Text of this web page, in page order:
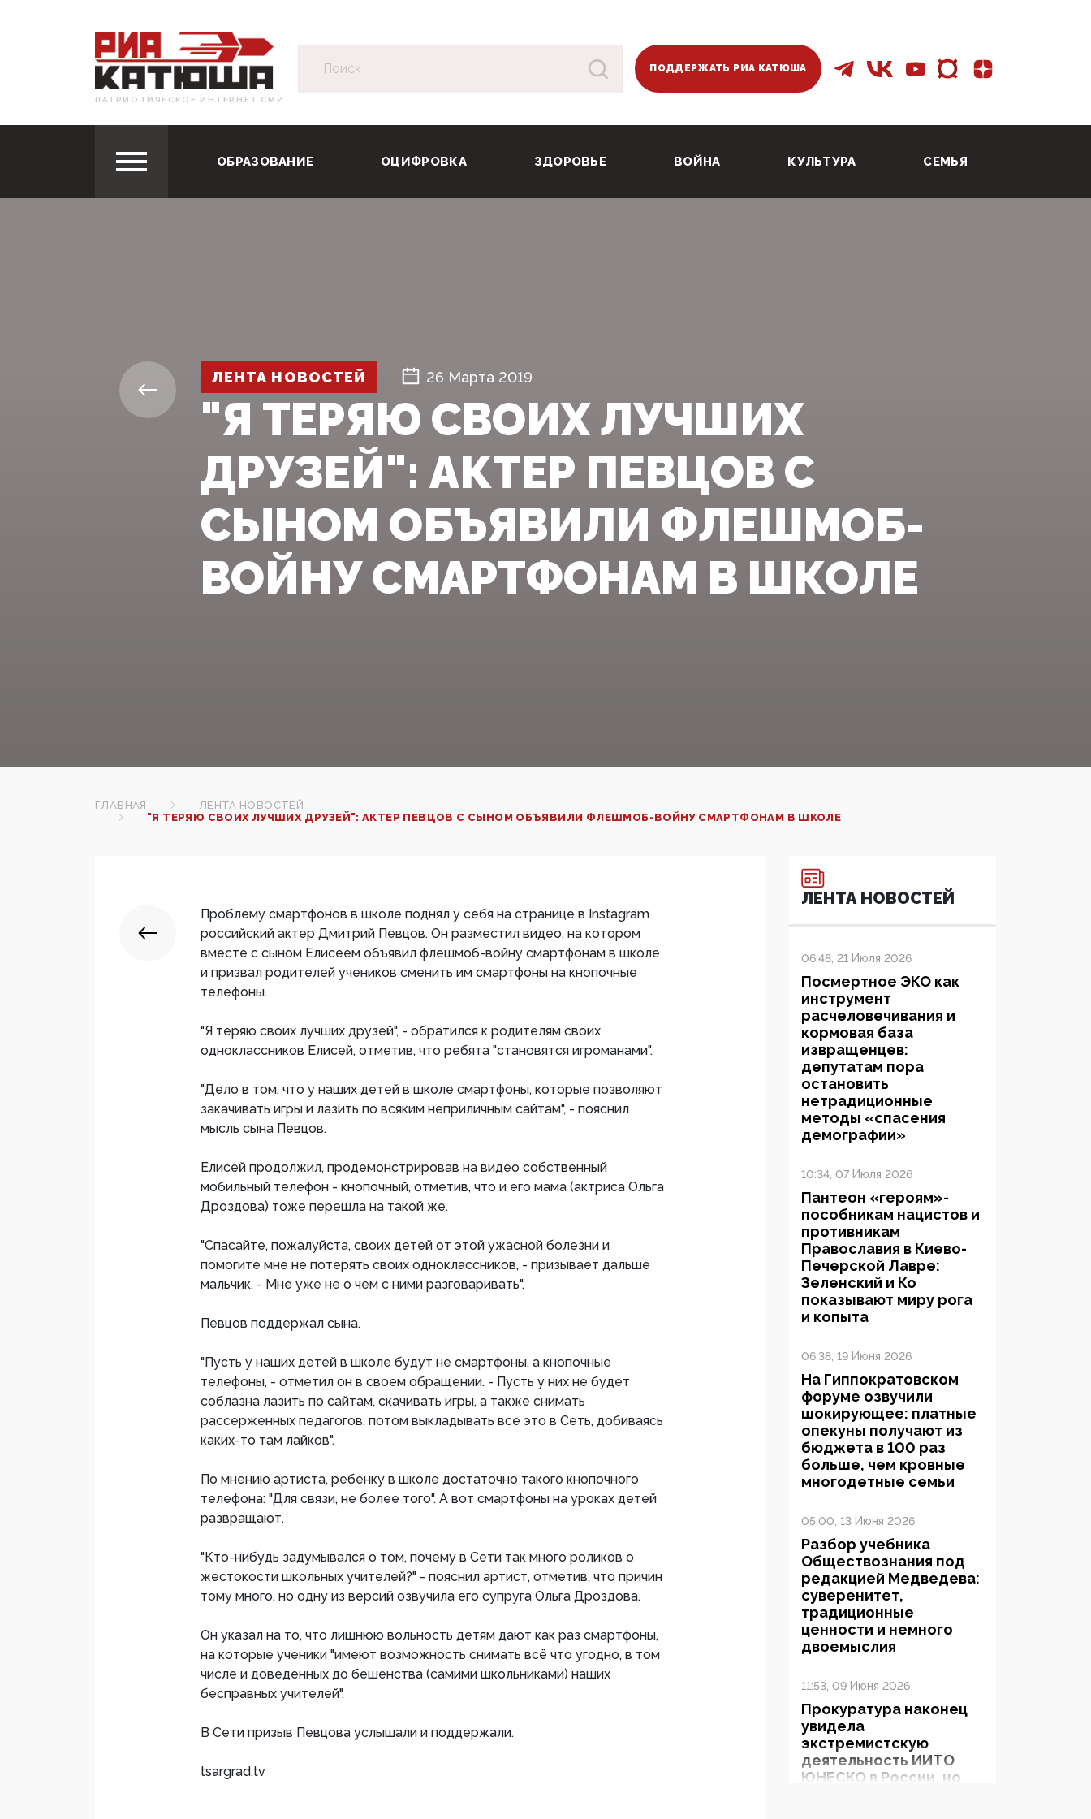
ПАТРИОТИЧЕСКОЕ ИНТЕРНЕТ СМИ
ПОДДЕРЖАТЬ РИА КАТЮША
ОБРАЗОВАНИЕ ОЦИФРОВКА ЗДОРОВЬЕ ВОЙНА КУЛЬТУРА СЕМЬЯ
ЛЕНТА НОВОСТЕЙ 26 Марта 2019
"Я ТЕРЯЮ СВОИХ ЛУЧШИХ
ДРУЗЕЙ": АКТЕР ПЕВЦОВ С
СЫНОМ ОБЪЯВИЛИ ФЛЕШМОБ-
ВОЙНУ СМАРТФОНАМ В ШКОЛЕ
ГЛАВНАЯ
ЛЕНТА НОВОСТЕЙ
"Я ТЕРЯЮ СВОИХ ЛУЧШИХ ДРУЗЕЙ": АКТЕР ПЕВЦОВ С СЫНОМ ОБЪЯВИЛИ ФЛЕШМОБ-ВОЙНУ СМАРТФОНАМ В ШКОЛЕ
Проблему смартфонов в школе поднял у себя на странице в Instagram
российский актер Дмитрий Певцов. Он разместил видео, на котором
вместе с сыном Елисеем объявил флешмоб-войну смартфонам в школе
и призвал родителей учеников сменить им смартфоны на кнопочные
телефоны.
"Я теряю своих лучших друзей", - обратился к родителям своих
одноклассников Елисей, отметив, что ребята "становятся игроманами".
"Дело в том, что у наших детей в школе смартфоны, которые позволяют
закачивать игры и лазить по всяким неприличным сайтам", - пояснил
мысль сына Певцов.
Елисей продолжил, продемонстрировав на видео собственный
мобильный телефон - кнопочный, отметив, что и его мама (актриса Ольга
Дроздова) тоже перешла на такой же.
"Спасайте, пожалуйста, своих детей от этой ужасной болезни и
помогите мне не потерять своих одноклассников, - призывает дальше
мальчик. - Мне уже не о чем с ними разговаривать".
Певцов поддержал сына.
"Пусть у наших детей в школе будут не смартфоны, а кнопочные
телефоны, - отметил он в своем обращении. - Пусть у них не будет
соблазна лазить по сайтам, скачивать игры, а также снимать
рассерженных педагогов, потом выкладывать все это в Сеть, добиваясь
каких-то там лайков".
По мнению артиста, ребенку в школе достаточно такого кнопочного
телефона: "Для связи, не более того". А вот смартфоны на уроках детей
развращают.
"Кто-нибудь задумывался о том, почему в Сети так много роликов о
жестокости школьных учителей?" - пояснил артист, отметив, что причин
тому много, но одну из версий озвучила его супруга Ольга Дроздова.
Он указал на то, что лишнюю вольность детям дают как раз смартфоны,
на которые ученики "имеют возможность снимать всё что угодно, в том
числе и доведенных до бешенства (самими школьниками) наших
бесправных учителей".
В Сети призыв Певцова услышали и поддержали.
tsargrad.tv
ЛЕНТА НОВОСТЕЙ
06:48, 21 Июля 2026
Посмертное ЭКО как
инструмент
расчеловечивания и
кормовая база
извращенцев:
депутатам пора
остановить
нетрадиционные
методы «спасения
демографии»
10:34, 07 Июля 2026
Пантеон «героям»-
пособникам нацистов и
противникам
Православия в Киево-
Печерской Лавре:
Зеленский и Ко
показывают миру рога
и копыта
06:38, 19 Июня 2026
На Гиппократовском
форуме озвучили
шокирующее: платные
опекуны получают из
бюджета в 100 раз
больше, чем кровные
многодетные семьи
05:00, 13 Июня 2026
Разбор учебника
Обществознания под
редакцией Медведева:
суверенитет,
традиционные
ценности и немного
двоемыслия
11:53, 09 Июня 2026
Прокуратура наконец
увидела
экстремистскую
деятельность ИИТО
ЮНЕСКО в России, но